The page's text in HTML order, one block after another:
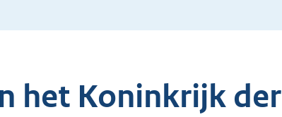
het Koninkrijk der